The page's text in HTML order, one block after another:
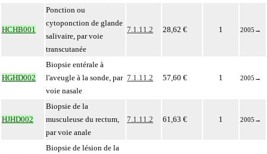
HCHB001
Ponction ou
cytoponction de glande
salivaire, par voie
transcutanée
7.1.11.2 28,62 € 1 2005 →
HGHD002
Biopsie entérale à
l'aveugle à la sonde, par
voie nasale
7.1.11.2 57,60 € 1 2005 →
HJHD002
Biopsie de la
musculeuse du rectum,
par voie anale
7.1.11.2 61,63 € 1 2005 →
Biopsie de lésion de la